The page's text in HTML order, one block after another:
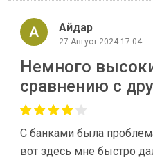
Айдар
27 Август 2024 17:04
Немного
сравнению с
С банками была
вот здесь мне быстро